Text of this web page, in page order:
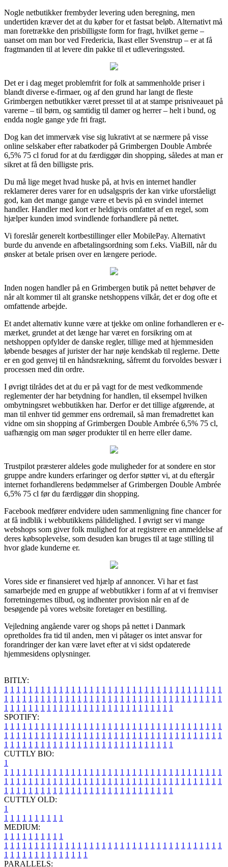
Nogle netbutikker frembyder levering uden beregning, men
undertiden kræver det at du køber for et fastsat beløb. Alternativt må
man foretrække den prisbilligste form for fragt, hvilket gerne –
uanset om man bor ved Fredericia, Ikast eller Svenstrup – er at få
fragtmanden til at levere din pakke til et udleveringssted.
Det er i dag meget problemfrit for folk at sammenholde priser i
blandt diverse e-firmaer, og af den grund har langt de fleste
Grimbergen netbutikker været presset til at at stampe prisniveauet på
varerne – til børn, og samtidig til damer og herrer – helt i bund, og
endda nogle gange yde fri fragt.
Dog kan det immervæk vise sig lukrativt at se nærmere på visse
online selskaber efter rabatkoder på Grimbergen Double Ambrée
6,5% 75 cl forud for at du færdiggør din shopping, således at man er
sikret at få den billigste pris.
Du må lige meget hvad huske på, at hvis en internet handler
reklamerer deres varer for en udsalgspris der kan virke uforståeligt
god, kan det mange gange være et bevis på en svindel internet
handler. Handler med kort er heldigvis omfattet af en regel, som
hjælper kunden imod svindlende forhandlere på nettet.
Vi foreslår generelt kortbestillinger eller MobilePay. Alternativt
burde du anvende en afbetalingsordning som f.eks. ViaBill, når du
ønsker at betale prisen over en længere periode.
Inden nogen handler på en Grimbergen butik på nettet behøver de
når alt kommer til alt granske netshoppens vilkår, det er dog ofte et
omfattende arbejde.
Et andet alternativ kunne være at tjekke om online forhandleren er e-
mærket, grundet at det længe har været en forsikring om at
netshoppen opfylder de danske regler, tillige med at hjemmesiden
løbende besøges af jurister der har nøje kendskab til reglerne. Dette
er en god genvej til en håndsrækning, såfremt du forvoldes besvær i
processen med din ordre.
I øvrigt tilrådes det at du er på vagt for de mest vedkommende
reglementer der har betydning for handlen, til eksempel hvilken
ombytningsret webbutikken har. Derfor er det tillige afgørende, at
man til enhver tid gemmer ens ordremail, så man fremadrettet kan
vidne om sin shopping af Grimbergen Double Ambrée 6,5% 75 cl,
uafhængig om man søger produkter til en herre eller dame.
Trustpilot præsterer aldeles gode muligheder for at sondere en stor
gruppe andre kunders erfaringer og derfor støtter vi, at du eftergår
internet forhandlerens bedømmelser af Grimbergen Double Ambrée
6,5% 75 cl før du færdiggør din shopping.
Facebook medfører endvidere uden sammenligning fine chancer for
at få indblik i webbutikkens pålidelighed. I øvrigt ser vi mange
webshops som giver folk mulighed for at registrere en anmeldelse af
deres købsoplevelse, som desuden kan bruges til at tage stilling til
hvor glade kunderne er.
Vores side er finansieret ved hjælp af annoncer. Vi har et fast
samarbejde med en gruppe af webbutikker i form af at vi fremviser
forretningernes tilbud, og indhenter provision når en af de
besøgende på vores website foretager en bestilling.
Vejledning angående varer og shops på nettet i Danmark
opretholdes fra tid til anden, men vi påtager os intet ansvar for
forandringer der kan være lavet efter at vi sidst opdaterede
hjemmesidens oplysninger.
BITLY:
1 1 1 1 1 1 1 1 1 1 1 1 1 1 1 1 1 1 1 1 1 1 1 1 1 1 1 1 1 1 1 1 1 1 1 1
1 1 1 1 1 1 1 1 1 1 1 1 1 1 1 1 1 1 1 1 1 1 1 1 1 1 1 1 1 1 1 1 1 1 1 1
1 1 1 1 1 1 1 1 1 1 1 1 1 1 1 1 1 1 1 1 1 1 1 1 1 1 1 1
SPOTIFY:
1 1 1 1 1 1 1 1 1 1 1 1 1 1 1 1 1 1 1 1 1 1 1 1 1 1 1 1 1 1 1 1 1 1 1 1
1 1 1 1 1 1 1 1 1 1 1 1 1 1 1 1 1 1 1 1 1 1 1 1 1 1 1 1 1 1 1 1 1 1 1 1
1 1 1 1 1 1 1 1 1 1 1 1 1 1 1 1 1 1 1 1 1 1 1 1 1 1 1 1
CUTTLY BIO:
1
1 1 1 1 1 1 1 1 1 1 1 1 1 1 1 1 1 1 1 1 1 1 1 1 1 1 1 1 1 1 1 1 1 1 1 1
1 1 1 1 1 1 1 1 1 1 1 1 1 1 1 1 1 1 1 1 1 1 1 1 1 1 1 1 1 1 1 1 1 1 1 1
1 1 1 1 1 1 1 1 1 1 1 1 1 1 1 1 1 1 1 1 1 1 1 1 1 1 1 1
CUTTLY OLD:
1
1 1 1 1 1 1 1 1 1 1
MEDIUM:
1 1 1 1 1 1 1 1 1 1
1 1 1 1 1 1 1 1 1 1 1 1 1 1 1 1 1 1 1 1 1 1 1 1 1 1 1 1 1 1 1 1 1 1 1 1
1 1 1 1 1 1 1 1 1 1 1 1 1 1
PARALLELS: